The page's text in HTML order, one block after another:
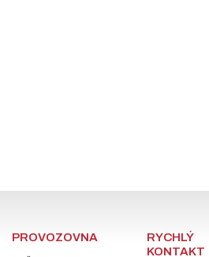
PROVOZOVNA
RYCHLÝ
KONTAKT